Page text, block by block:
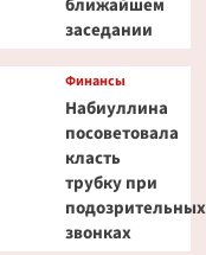
ближайшем
заседании
Финансы
Набиуллина
посоветовала
класть
трубку при
подозрительных
звонках